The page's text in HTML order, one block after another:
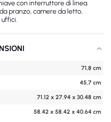
con interruttore di linea.
pranzo, camere da letto,
71,8 cm
45,7 cm
71.12 x 27.94 x 30.48 cm
58.42 x 58.42 x 40.64 cm